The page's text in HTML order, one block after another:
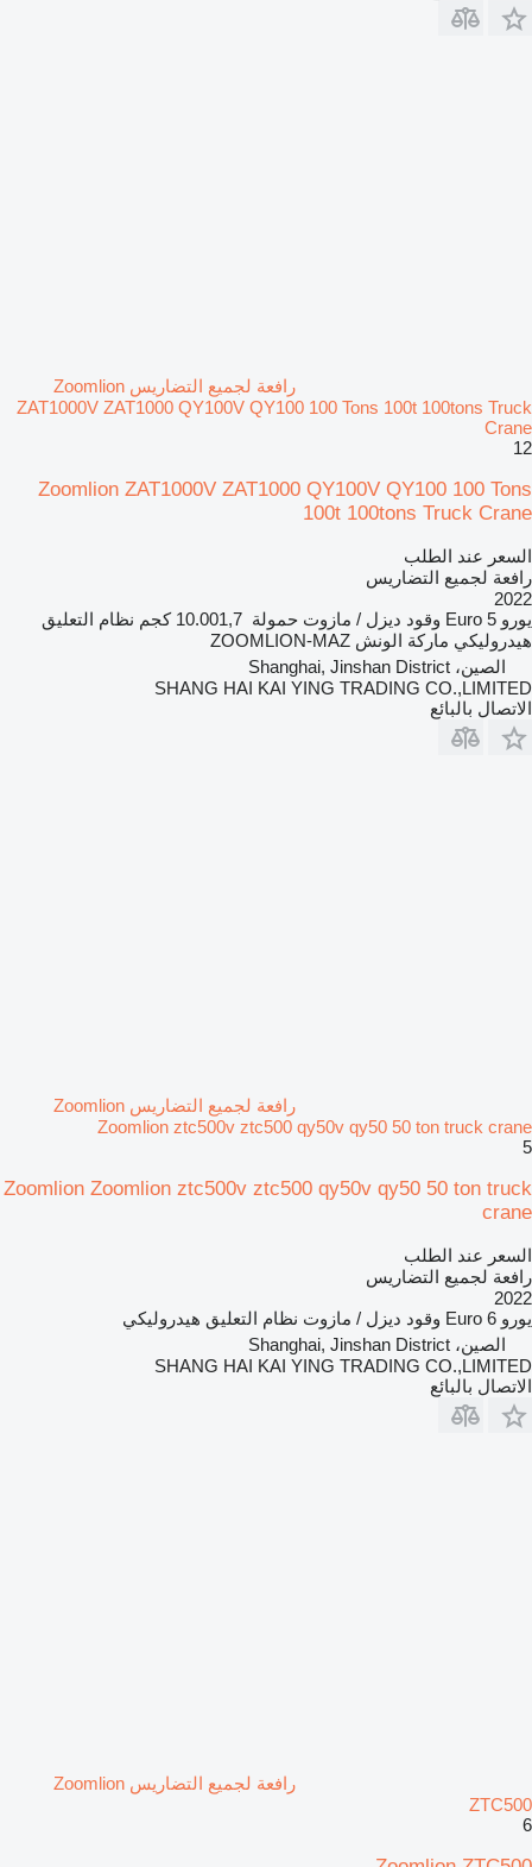
رافعة لجميع التضاريس Zoomlion
ZAT1000V ZAT1000 QY100V QY100 100 Tons 100t 100tons Truck
Crane
12
Zoomlion ZAT1000V ZAT1000 QY100V QY100 100 Tons
100t 100tons Truck Crane
السعر عند الطلب
رافعة لجميع التضاريس
2022
يورو Euro 5 وقود ديزل / مازوت حمولة 10.001,7 كجم
نظام التعليق
هيدروليكي ماركة الونش ZOOMLION-MAZ
الصين، Shanghai, Jinshan District
SHANG HAI KAI YING TRADING CO.,LIMITED
الاتصال بالبائع
رافعة لجميع التضاريس Zoomlion
Zoomlion ztc500v ztc500 qy50v qy50 50 ton truck crane
5
Zoomlion Zoomlion ztc500v ztc500 qy50v qy50 50 ton truck
crane
السعر عند الطلب
رافعة لجميع التضاريس
2022
يورو Euro 6 وقود ديزل / مازوت نظام التعليق هيدروليكي
الصين، Shanghai, Jinshan District
SHANG HAI KAI YING TRADING CO.,LIMITED
الاتصال بالبائع
رافعة لجميع التضاريس Zoomlion
ZTC500
6